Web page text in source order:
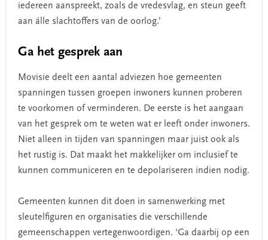
iedereen aanspreekt, zoals de vredesvlag, en steun geeft
aan álle slachtoffers van de oorlog.’
Ga het gesprek aan
Movisie deelt een aantal adviezen hoe gemeenten
spanningen tussen groepen inwoners kunnen proberen
te voorkomen of verminderen. De eerste is het aangaan
van het gesprek om te weten wat er leeft onder inwoners.
Niet alleen in tijden van spanningen maar juist ook als
het rustig is. Dat maakt het makkelijker om inclusief te
kunnen communiceren en te depolariseren indien nodig.
Gemeenten kunnen dit doen in samenwerking met
sleutelfiguren en organisaties die verschillende
gemeenschappen vertegenwoordigen. ‘Ga daarbij op een